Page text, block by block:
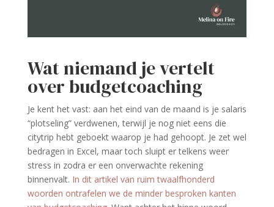
Wat niemand je vertelt
over budgetcoaching
Je kent het vast: aan het eind van de maand is je salaris
“plotseling” verdwenen, terwijl je nog niet eens die
citytrip hebt geboekt waarop je had gehoopt. Je zet wel
bedragen in Excel, maar toch sluipt er telkens weer
stress in zodra er een onverwachte rekening
binnenvalt. In dit artikel van ruim twaalf­honderd
woorden ontrafelen we de minder besproken kanten